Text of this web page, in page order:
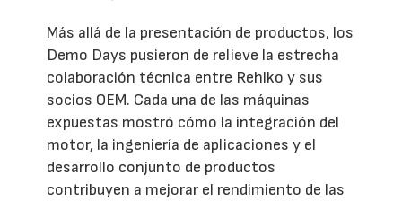
Más allá de la presentación de productos, los
Demo Days pusieron de relieve la estrecha
colaboración técnica entre Rehlko y sus
socios OEM. Cada una de las máquinas
expuestas mostró cómo la integración del
motor, la ingeniería de aplicaciones y el
desarrollo conjunto de productos
contribuyen a mejorar el rendimiento de las